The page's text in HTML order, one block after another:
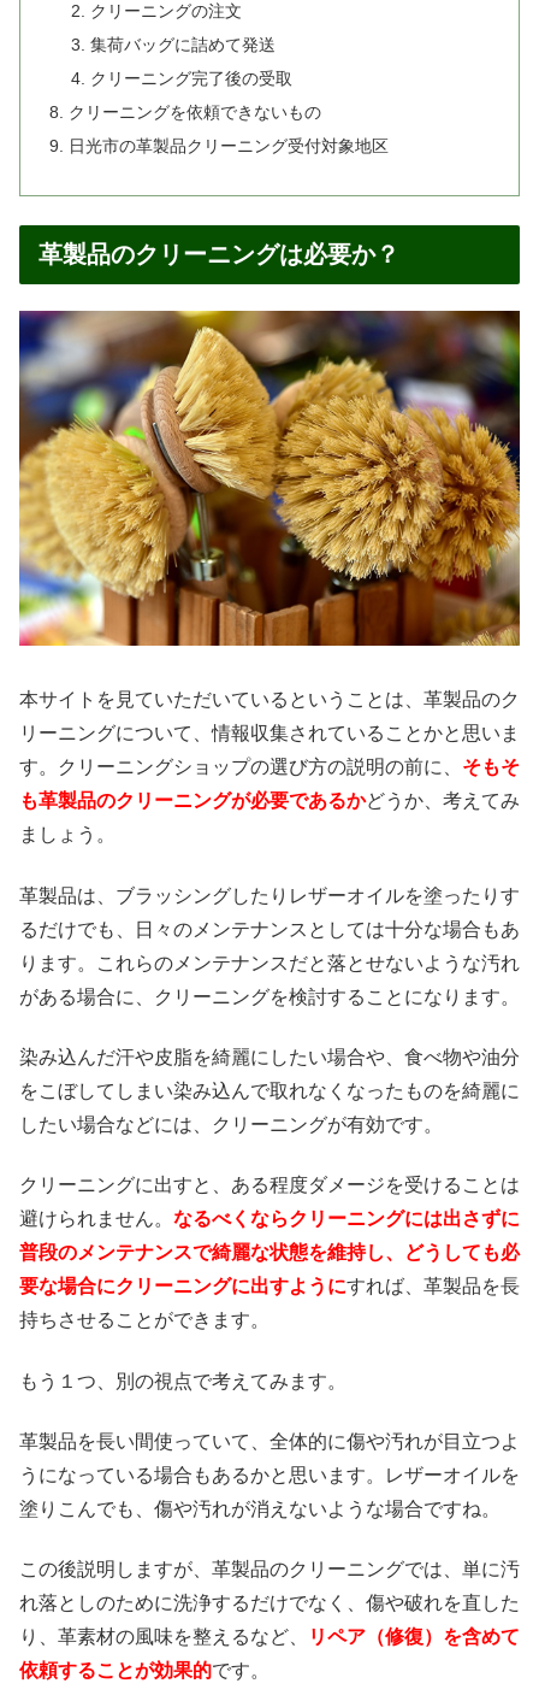
クリーニングの注文
集荷バッグに詰めて発送
クリーニング完了後の受取
クリーニングを依頼できないもの
日光市の革製品クリーニング受付対象地区
革製品のクリーニングは必要か？
本サイトを見ていただいているということは、革製品のク
リーニングについて、情報収集されていることかと思いま
す。クリーニングショップの選び方の説明の前に、 そもそ
も革製品のクリーニングが必要であるかどうか、考えてみ
ましょう。
革製品は、ブラッシングしたりレザーオイルを塗ったりす
るだけでも、日々のメンテナンスとしては十分な場合もあ
ります。これらのメンテナンスだと落とせないような汚れ
がある場合に、クリーニングを検討することになります。
染み込んだ汗や皮脂を綺麗にしたい場合や、食べ物や油分
をこぼしてしまい染み込んで取れなくなったものを綺麗に
したい場合などには、クリーニングが有効です。
クリーニングに出すと、ある程度ダメージを受けることは
避けられません。 なるべくならクリーニングには出さずに
普段のメンテナンスで綺麗な状態を維持し、どうしても必
要な場合にクリーニングに出すようにすれば、革製品を長
持ちさせることができます。
もう１つ、別の視点で考えてみます。
革製品を長い間使っていて、全体的に傷や汚れが目立つよ
うになっている場合もあるかと思います。レザーオイルを
塗りこんでも、傷や汚れが消えないような場合ですね。
この後説明しますが、革製品のクリーニングでは、単に汚
れ落としのために洗浄するだけでなく、傷や破れを直した
り、革素材の風味を整えるなど、
リペア（修復）を含めて
依頼することが効果的です。